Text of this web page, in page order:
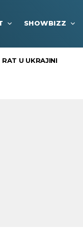
SHOWBIZZ
RAT U UKRAJINI